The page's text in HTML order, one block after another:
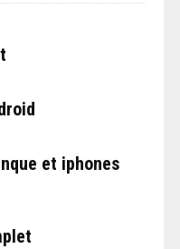
et iphones